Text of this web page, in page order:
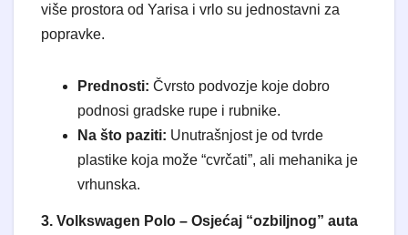
više prostora od Yarisa i vrlo su jednostavni za
popravke.
Prednosti: Čvrsto podvozje koje dobro
podnosi gradske rupe i rubnike.
Na što paziti: Unutrašnjost je od tvrde
plastike koja može “cvrčati”, ali mehanika je
vrhunska.
3. Volkswagen Polo – Osjećaj “ozbiljnog” auta